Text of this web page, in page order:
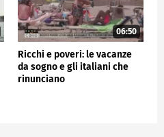
06:50
Ricchi e poveri: le vacanze
da sogno e gli italiani che
rinunciano